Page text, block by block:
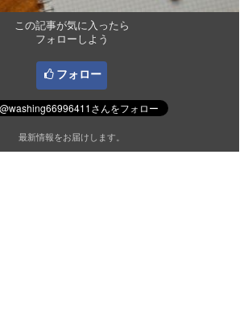
この記事が気に入ったら
フォローしよう
フォロー
最新情報をお届けします。